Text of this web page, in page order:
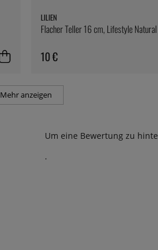
LILIEN
Flacher Teller 16 cm, Lifestyle
10 €
Mehr anzeigen
Um eine Bewertung zu
.